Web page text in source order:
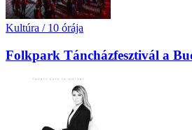
Kultúra / 10 órája
Folkpark Táncházfesztivál a